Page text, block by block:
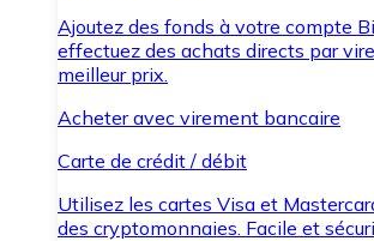
Ajoutez des fonds à votre compte
effectuez des achats directs par
meilleur prix.
Acheter avec virement bancaire
Carte de crédit / débit
Utilisez les cartes Visa et
des cryptomonnaies. Facile et